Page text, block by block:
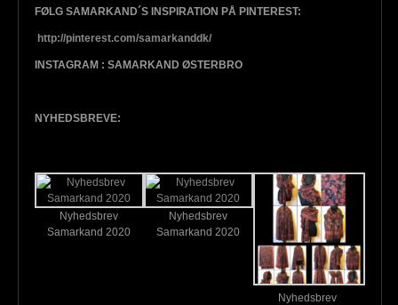
FØLG SAMARKAND´S INSPIRATION PÅ PINTEREST:
http://pinterest.com/samarkanddk/
INSTAGRAM : SAMARKAND ØSTERBRO
NYHEDSBREVE:
Nyhedsbrev
Samarkand 2020
Nyhedsbrev
Samarkand 2020
Nyhedsbrev